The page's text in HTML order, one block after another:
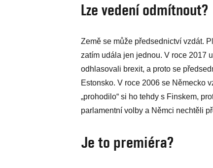
Lze vedení odmítnout?
Země se může předsednictví vzdát.
zatím udála jen jednou. V roce 2017
odhlasovali brexit, a proto se
Estonsko. V roce 2006 se Německo
„prohodilo“ si ho tehdy s Finskem,
parlamentní volby a Němci nechtěli
Je to premiéra?